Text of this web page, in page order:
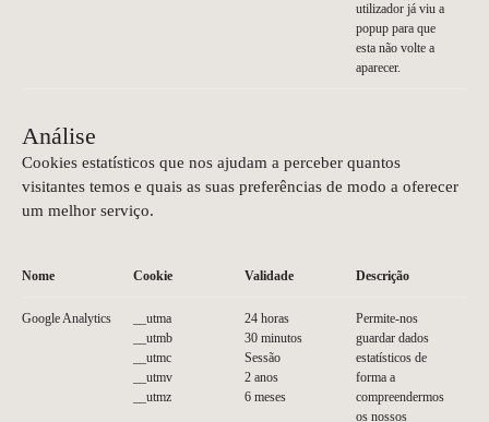
utilizador já viu a
popup para que
esta não volte a
aparecer.
Análise
Cookies estatísticos que nos ajudam a perceber quantos
visitantes temos e quais as suas preferências de modo a oferecer
um melhor serviço.
Nome Cookie Validade Descrição
Google Analytics
__utma
__utmb
__utmc
__utmv
__utmz
24 horas
30 minutos
Sessão
2 anos
6 meses
Permite-nos
guardar dados
estatísticos de
forma a
compreendermos
os nossos